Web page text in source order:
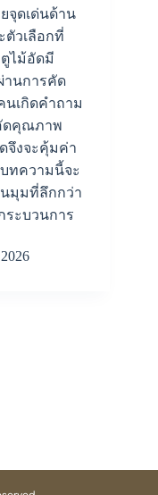
จุดเด่นด้าน
ตัวเลือกที่
ไม้อัดมี
านการคัด
นเกิดคำถาม
ดคุณภาพ
จึงจะคุ้มค่า
ความนี้จะ
มุมที่ลึกกว่า
ระบวนการ